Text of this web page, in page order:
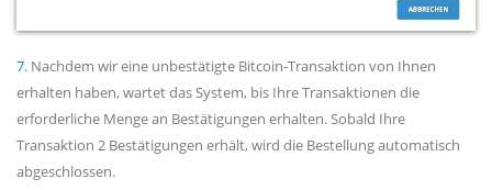
7. Nachdem wir eine unbestätigte Bitcoin-Transaktion von Ihnen
erhalten haben, wartet das System, bis Ihre Transaktionen die
erforderliche Menge an Bestätigungen erhalten. Sobald Ihre
Transaktion 2 Bestätigungen erhält, wird die Bestellung automatisch
abgeschlossen.